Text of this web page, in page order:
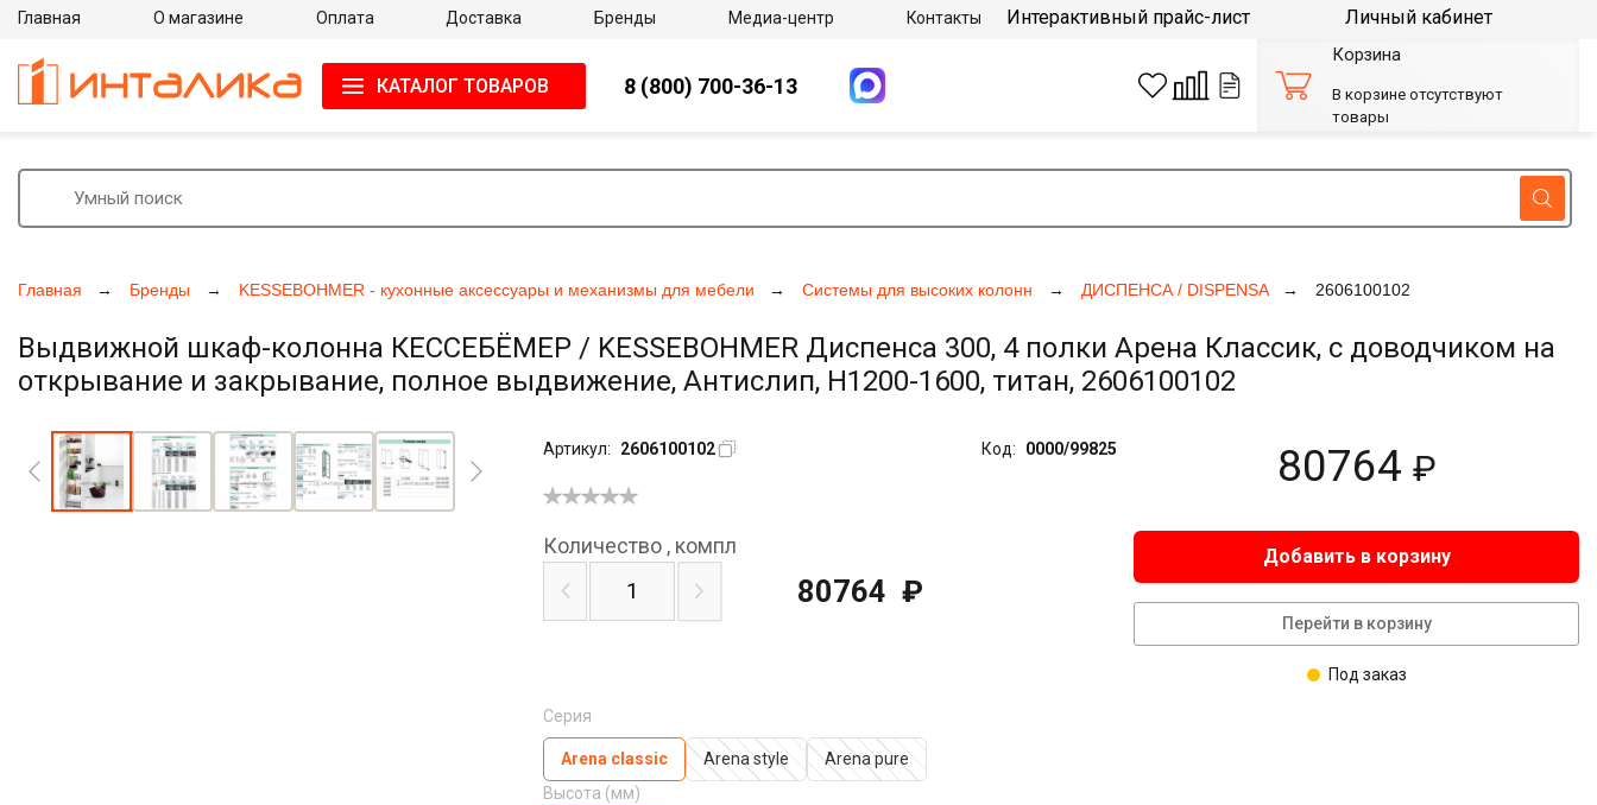
Главная Бренды KESSEBOHMER - кухонные аксессуары и механизмы для мебели Системы для высоких колонн ДИСПЕНСА / DISPENSA 2606100102
Выдвижной шкаф-колонна КЕССЕБЁМЕР / KESSEBOHMER Диспенса 300, 4 полки Арена Классик, с доводчиком на
открывание и закрывание, полное выдвижение, Антислип, H1200-1600, титан, 2606100102
Артикул: 2606100102 Код: 0000/99825 80764 ₽
Серия
Arena classic Arena style
Arena pure
Высота (мм)
Количество , компл
80764 ₽
Добавить в корзину
Перейти в корзину
Под заказ
Главная О магазине Оплата Доставка Бренды Медиа-центр Контакты Интерактивный прайс-лист Личный кабинет
КАТАЛОГ ТОВАРОВ 8 (800) 700-36-13
Корзина
В корзине отсутствуют
товары